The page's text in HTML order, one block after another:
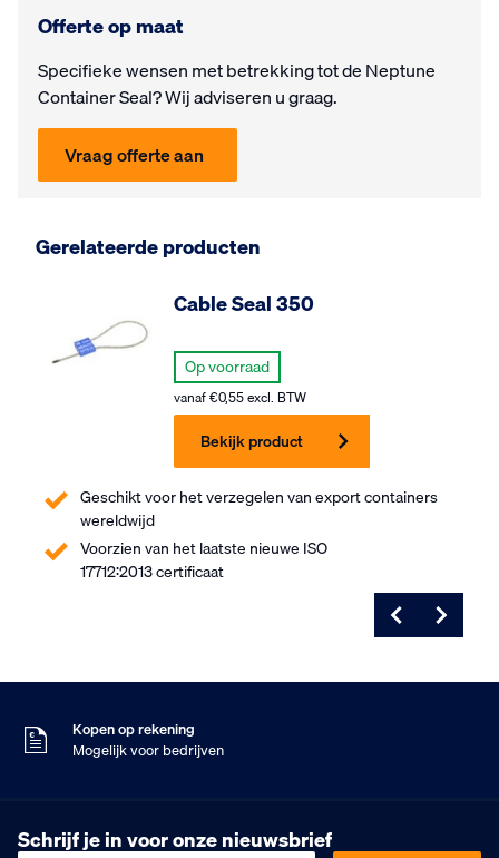
Offerte op maat
Specifieke wensen met be­trek­king tot de Neptune
Container Seal? Wij ad­vi­seren u graag.
Vraag offerte aan
Gerelateerde producten
Geschikt voor het verzegelen van export containers
wereldwijd
Voorzien van het laatste nieuwe ISO
17712:2013 certificaat
Cable Seal 350
Op voorraad
vanaf€0,55excl. BTW
Bekijk product
9
Klanten geven ons
Kopen op rekening
Mogelijk voor bedrijven
Maandag in huis
Schrijf je in voor onze nieuwsbrief